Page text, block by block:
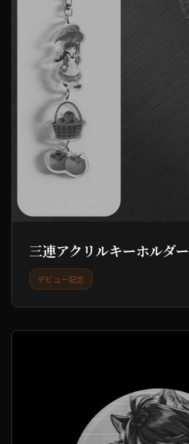
三連アクリルキーホルダー
デビュー記念